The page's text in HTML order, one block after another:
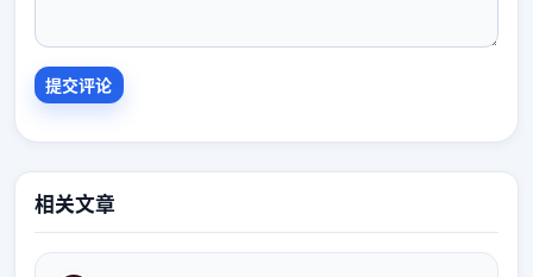
相关文章